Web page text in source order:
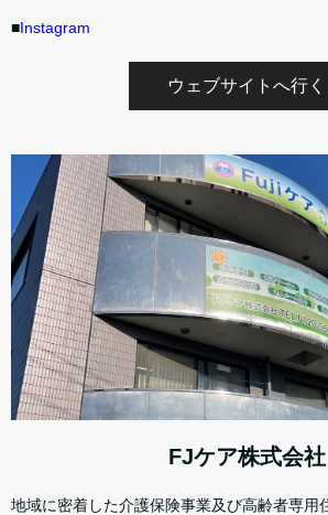
■Instagram
ウェブサイトへ行く
FJケア株式会社
地域に密着した介護保険事業及び高齢者専用